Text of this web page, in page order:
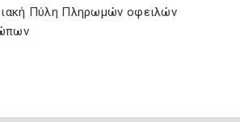
Πύλη Πληρωμών οφειλών